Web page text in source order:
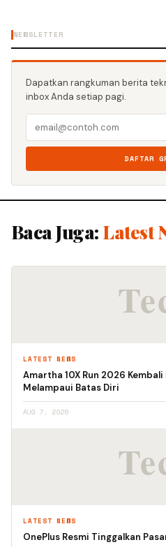
NEWSLETTER
Dapatkan rangkuman berita
inbox Anda setiap pagi.
DAFTAR
Baca Juga: Latest
LATEST NEWS
Amartha 10X Run 2026
Melampaui Batas Diri
AUG 7, 2026
LATEST NEWS
OnePlus Resmi Tinggalkan